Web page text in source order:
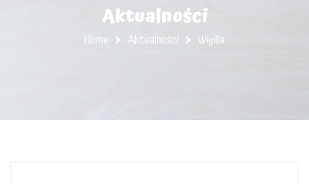
Aktualności
Home Aktualności Wigilia